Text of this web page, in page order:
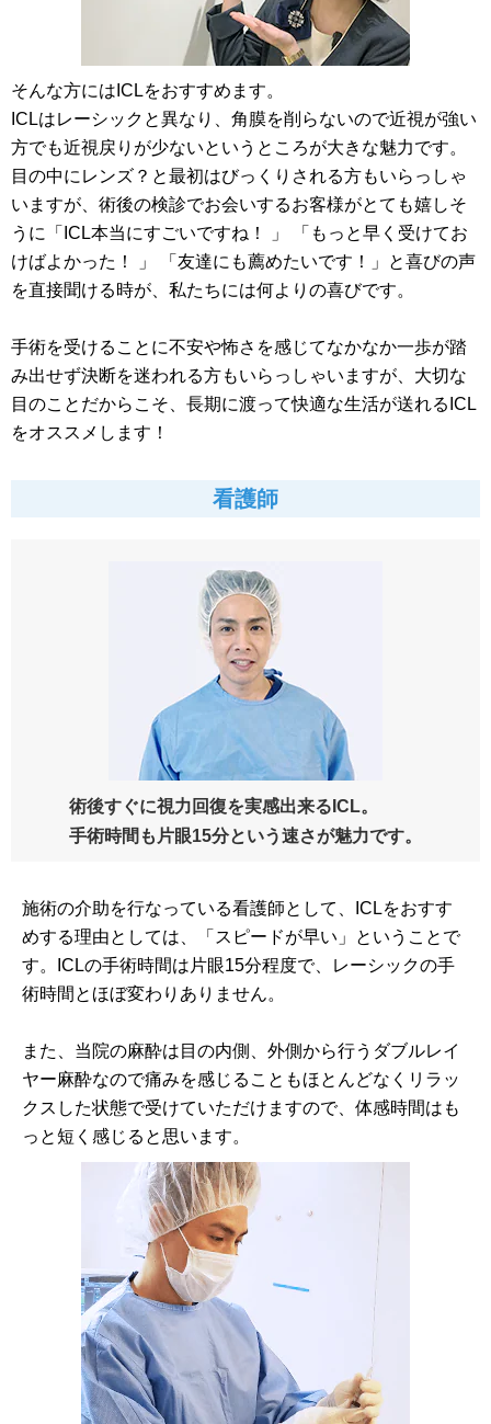
そんな方にはICLをおすすめます。
ICLはレーシックと異なり、角膜を削らないので近視が強い
方でも近視戻りが少ないというところが大きな魅力です。
目の中にレンズ？と最初はびっくりされる方もいらっしゃ
いますが、術後の検診でお会いするお客様がとても嬉しそ
うに「ICL本当にすごいですね！ 」 「もっと早く受けてお
けばよかった！ 」 「友達にも薦めたいです！」と喜びの声
を直接聞ける時が、私たちには何よりの喜びです。
手術を受けることに不安や怖さを感じてなかなか一歩が踏
み出せず決断を迷われる方もいらっしゃいますが、大切な
目のことだからこそ、長期に渡って快適な生活が送れるICL
をオススメします！
看護師
術後すぐに視力回復を実感出来るICL。
手術時間も片眼15分という速さが魅力です。
施術の介助を行なっている看護師として、ICLをおすす
めする理由としては、「スピードが早い」ということで
す。ICLの手術時間は片眼15分程度で、レーシックの手
術時間とほぼ変わりありません。
また、当院の麻酔は目の内側、外側から行うダブルレイ
ヤー麻酔なので痛みを感じることもほとんどなくリラッ
クスした状態で受けていただけますので、体感時間はも
っと短く感じると思います。